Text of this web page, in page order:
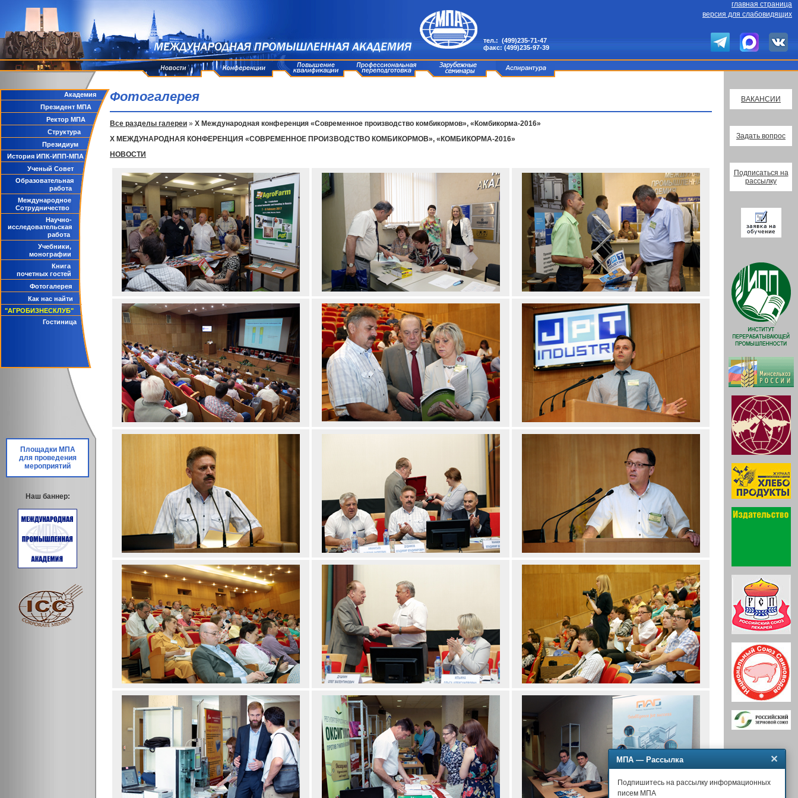
тел.: (499)235-71-47
факс: (499)235-97-39
главная страница
версия для слабовидящих
Академия
Президент МПА
Ректор МПА
Структура
Президиум
История ИПК-ИПП-МПА
Ученый Совет
Образовательная
работа
Международное
Сотрудничество
Научно-
исследовательская
работа
Учебники,
монографии
Книга
почетных гостей
Фотогалерея
Как нас найти
"АГРОБИЗНЕСКЛУБ"
Гостиница
Площадки МПА
для проведения
мероприятий
Наш баннер:
Фотогалерея
Все разделы галереи » X Международная конференция «Современное производство комбикормов», «Комбикорма-2016»
X МЕЖДУНАРОДНАЯ КОНФЕРЕНЦИЯ «СОВРЕМЕННОЕ ПРОИЗВОДСТВО КОМБИКОРМОВ», «КОМБИКОРМА-2016»
НОВОСТИ
ВАКАНСИИ
Задать вопрос
Подписаться на
рассылку
МПА — Рассылка ✕
Подпишитесь на рассылку информационных
писем МПА